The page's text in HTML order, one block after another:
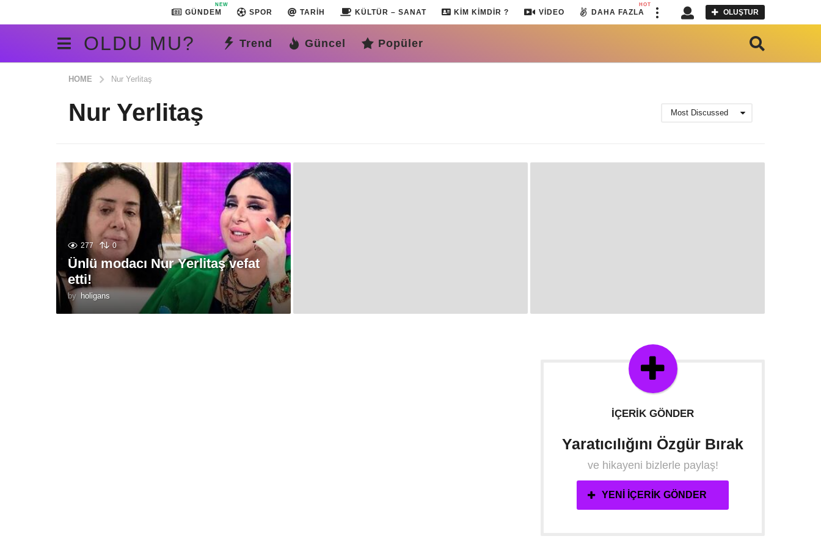
GÜNDEM
NEW
SPOR TARIH KÜLTÜR – SANAT KIM KIMDIR ? VIDEO DAHA FAZLA
HOT
OLUŞTUR
OLDU MU? Trend Güncel Popüler
HOME Nur Yerlitaş
Nur Yerlitaş Most Discussed
277 0
Ünlü modacı Nur Yerlitaş vefat
etti!
by holigans
İÇERIK GÖNDER
Yaratıcılığını Özgür Bırak
ve hikayeni bizlerle paylaş!
YENI İÇERIK GÖNDER